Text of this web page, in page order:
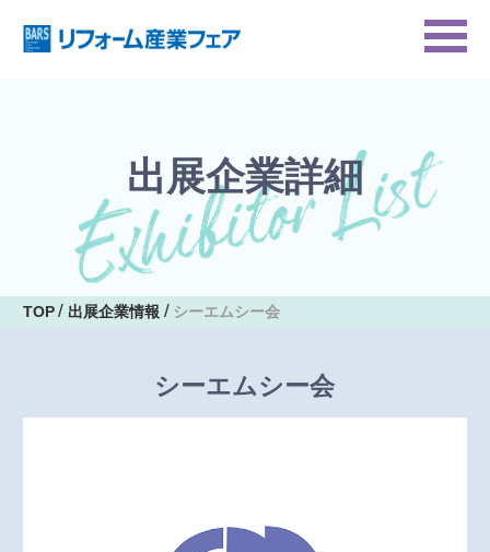
出展企業詳細
TOP 出展企業情報 シーエムシー会
シーエムシー会